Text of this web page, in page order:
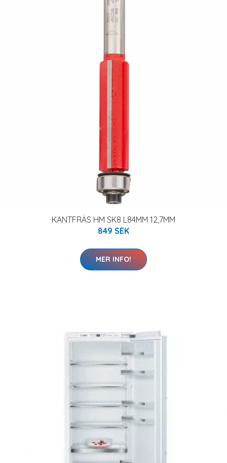
KANTFRÄS HM SK8 L84MM 12,7MM
849 SEK
MER INFO!